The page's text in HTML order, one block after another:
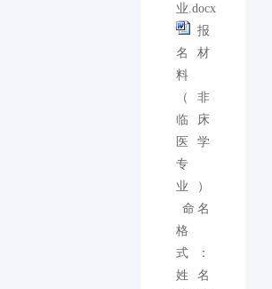
业.docx
报
名材
料
（非
临床
医学
专
业）
命名
格
式：
姓名